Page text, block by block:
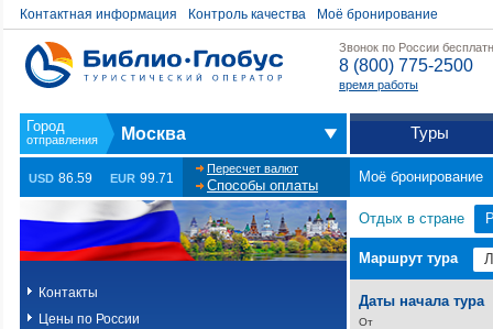
Контактная информация Контроль качества Моё бронирование
Звонок по России
8 (800) 775-2500
время работы
Москва Туры
USD 86.59 EUR 99.71
Пересчет валют
Способы оплаты
Моё бронирование
Контакты
Цены по России
Отдых в стране
Маршрут тура
Даты начала тура
От